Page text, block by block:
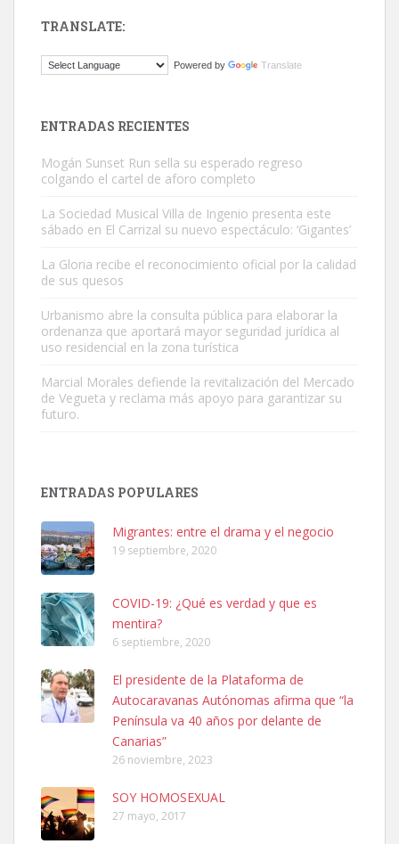
El ayuntamiento se va a llevar a Los Gatos callejeros de la zona los
Este gato macho ha aparecido en la calle hace menos de un mes,
Leales.org » Gran Canaria | 9.7.2025
Leales.org » Gran Canaria
SHIBA PERDIDO AVDA JOSE MESA Y LOPEZ
PERRO MACHO RAZA SHIBA CON MICROCHIP PERDIDO HOY
06/07/2025 ZONA MESA Y LOPEZ. ES MUY ASUSTADIZO
Leales.org » Gran Canaria
6.7.2025
TRANSLATE:
Powered by Translate
ENTRADAS RECIENTES
Mogán Sunset Run sella su esperado regreso
colgando el cartel de aforo completo
La Sociedad Musical Villa de Ingenio presenta este
sábado en El Carrizal su nuevo espectáculo: ‘Gigantes’
La Gloria recibe el reconocimiento oficial por la calidad
de sus quesos
Urbanismo abre la consulta pública para elaborar la
ordenanza que aportará mayor seguridad jurídica al
uso residencial en la zona turística
Marcial Morales defiende la revitalización del Mercado
de Vegueta y reclama más apoyo para garantizar su
futuro.
ENTRADAS POPULARES
Migrantes: entre el drama y el negocio
19 septiembre, 2020
COVID-19: ¿Qué es verdad y que es
mentira?
6 septiembre, 2020
El presidente de la Plataforma de
Autocaravanas Autónomas afirma que “la
Península va 40 años por delante de
Canarias”
26 noviembre, 2023
SOY HOMOSEXUAL
27 mayo, 2017